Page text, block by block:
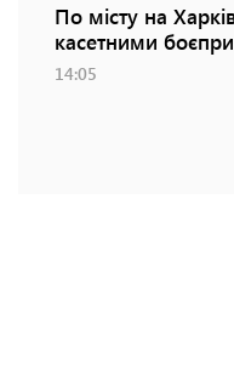
По місту на
касетними
14:05